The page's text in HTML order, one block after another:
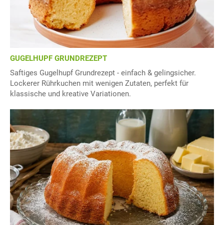
GUGELHUPF GRUNDREZEPT
Saftiges Gugelhupf Grundrezept - einfach & gelingsicher.
Lockerer Rührkuchen mit wenigen Zutaten, perfekt für
klassische und kreative Variationen.